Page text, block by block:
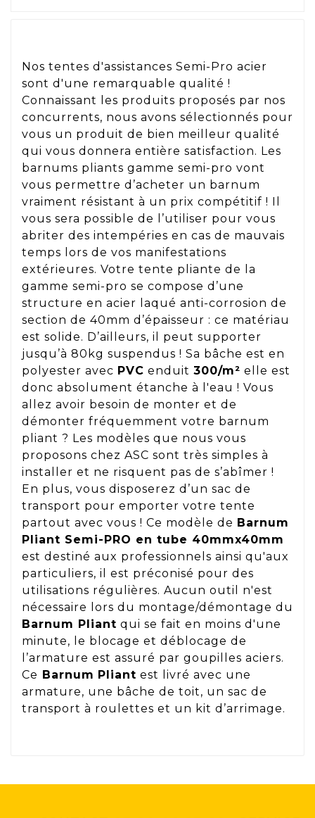
Nos tentes d'assistances Semi-Pro acier
sont d'une remarquable qualité !
Connaissant les produits proposés par nos
concurrents, nous avons sélectionnés pour
vous un produit de bien meilleur qualité
qui vous donnera entière satisfaction. Les
barnums pliants gamme semi-pro vont
vous permettre d’acheter un barnum
vraiment résistant à un prix compétitif ! Il
vous sera possible de l’utiliser pour vous
abriter des intempéries en cas de mauvais
temps lors de vos manifestations
extérieures. Votre tente pliante de la
gamme semi-pro se compose d’une
structure en acier laqué anti-corrosion de
section de 40mm d’épaisseur : ce matériau
est solide. D’ailleurs, il peut supporter
jusqu’à 80kg suspendus ! Sa bâche est en
polyester avec PVC enduit 300/m² elle est
donc absolument étanche à l'eau ! Vous
allez avoir besoin de monter et de
démonter fréquemment votre barnum
pliant ? Les modèles que nous vous
proposons chez ASC sont très simples à
installer et ne risquent pas de s’abîmer !
En plus, vous disposerez d’un sac de
transport pour emporter votre tente
partout avec vous ! Ce modèle de Barnum
Pliant Semi-PRO en tube 40mmx40mm
est destiné aux professionnels ainsi qu'aux
particuliers, il est préconisé pour des
utilisations régulières. Aucun outil n'est
nécessaire lors du montage/démontage du
Barnum Pliant qui se fait en moins d'une
minute, le blocage et déblocage de
l’armature est assuré par goupilles aciers.
Ce Barnum Pliant est livré avec une
armature, une bâche de toit, un sac de
transport à roulettes et un kit d’arrimage.